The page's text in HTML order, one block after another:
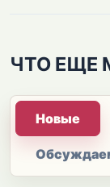
ЧТО ЕЩЕ
Новые